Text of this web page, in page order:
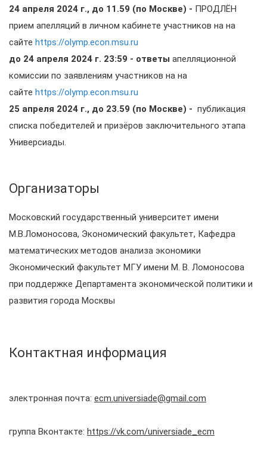
24 апреля 2024 г., до 11.59 (по Москве) - ПРОДЛЁН
прием апелляций в личном кабинете участников на на
сайте https://olymp.econ.msu.ru
до 24 апреля 2024 г. 23:59 - ответы апелляционной
комиссии по заявлениям участников на на
сайте https://olymp.econ.msu.ru
25 апреля 2024 г., до 23.59 (по Москве) - публикация
списка победителей и призёров заключительного этапа
Универсиады.
Организаторы
Московский государственный университет имени
М.В.Ломоносова, Экономический факультет, Кафедра
математических методов анализа экономики
Экономический факультет МГУ имени М. В. Ломоносова
при поддержке Департамента экономической политики и
развития города Москвы
Контактная информация
электронная почта: ecm.universiade@gmail.com
группа Вконтакте: https://vk.com/universiade_ecm